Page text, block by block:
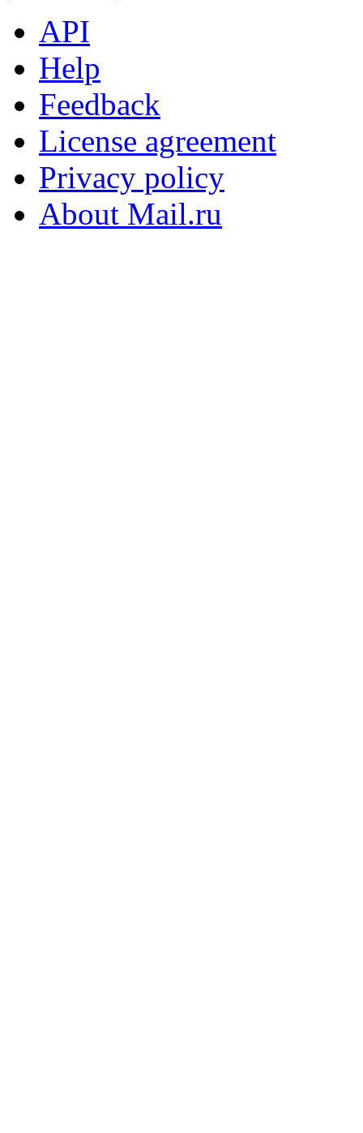
API
Help
Feedback
License agreement
Privacy policy
About Mail.ru